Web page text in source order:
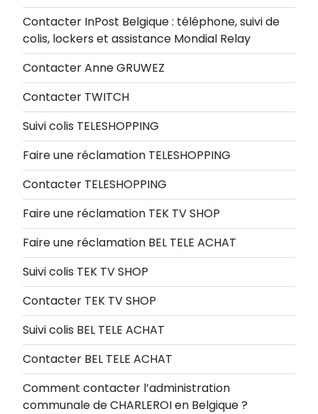
Contacter InPost Belgique : téléphone, suivi de
colis, lockers et assistance Mondial Relay
Contacter Anne GRUWEZ
Contacter TWITCH
Suivi colis TELESHOPPING
Faire une réclamation TELESHOPPING
Contacter TELESHOPPING
Faire une réclamation TEK TV SHOP
Faire une réclamation BEL TELE ACHAT
Suivi colis TEK TV SHOP
Contacter TEK TV SHOP
Suivi colis BEL TELE ACHAT
Contacter BEL TELE ACHAT
Comment contacter l’administration
communale de CHARLEROI en Belgique ?